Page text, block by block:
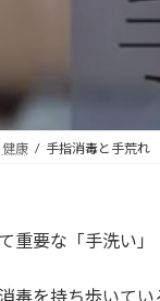
健康 手指消毒と手荒れ
重要な「手洗い」
毒を持ち歩いてい